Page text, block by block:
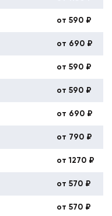
от 590 ₽
от 690 ₽
от 590 ₽
от 590 ₽
от 690 ₽
от 790 ₽
от 1270 ₽
от 570 ₽
от 570 ₽